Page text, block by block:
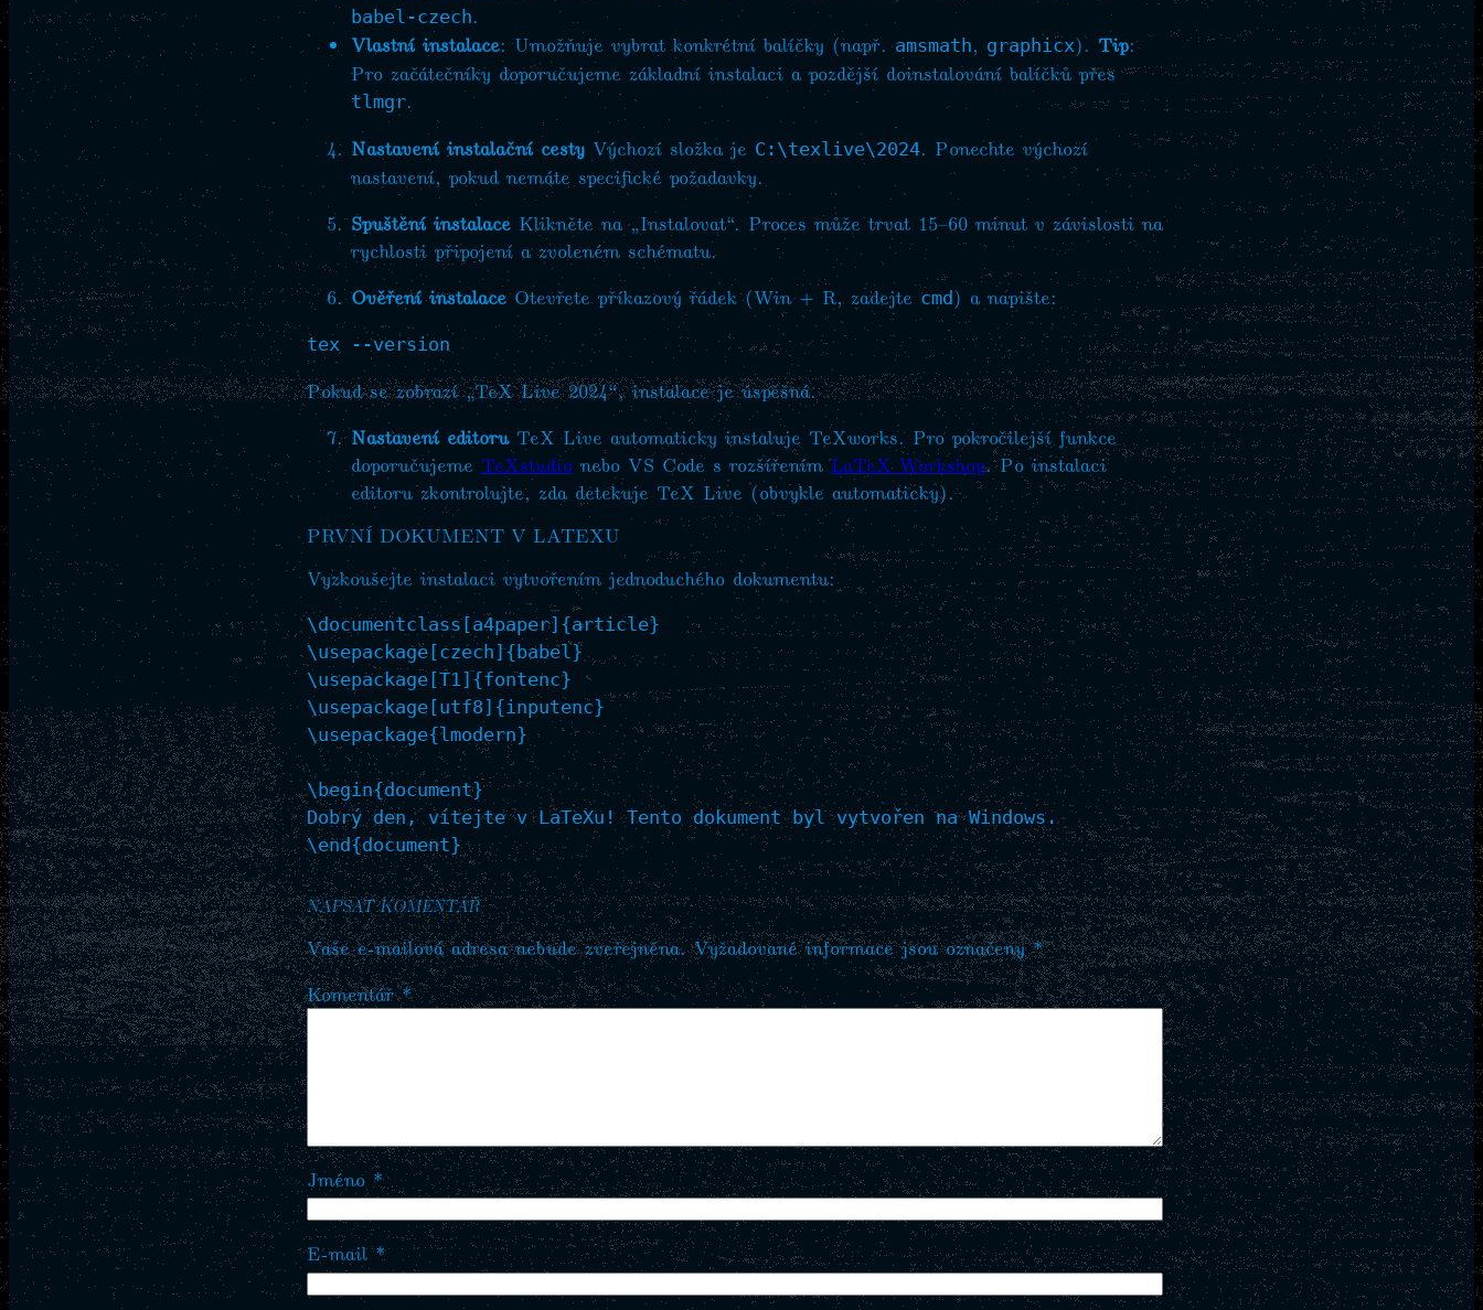
babel-czech.
Vlastní instalace: Umožňuje vybrat konkrétní balíčky (např.amsmath, graphicx). Tip:
Pro začátečníky doporučujeme základní instalaci a pozdější doinstalování balíčků přes
tlmgr.
Nastavení instalační cestyVýchozí složka je C:\texlive\2024. Ponechte výchozí
nastavení, pokud nemáte specifické požadavky.
Spuštění instalaceKlikněte na „Instalovat“. Proces může trvat 15–60 minut v závislosti na
rychlosti připojení a zvoleném schématu.
Ověření instalaceOtevřete příkazový řádek (Win + R, zadejte cmd) a napište:
Pokud se zobrazí „TeX Live 2024“, instalace je úspěšná.
Nastavení editoruTeX Live automaticky instaluje TeXworks. Pro pokročilejší funkce
doporučujeme TeXstudionebo VS Code s rozšířenímLaTeX Workshop. Po instalaci
editoru zkontrolujte, zda detekuje TeX Live (obvykle automaticky).
PRVNÍ DOKUMENT V LATEXU
Vyzkoušejte instalaci vytvořením jednoduchého dokumentu:
\documentclass[a4paper]{article}
\usepackage[czech]{babel}
\usepackage[T1]{fontenc}
\usepackage[utf8]{inputenc}
\usepackage{lmodern}
\begin{document}
Dobrý den, vítejte v LaTeXu! Tento dokument byl vytvořen na Windows.
\end{document}
NAPSAT KOMENTÁŘ
Vaše e-mailová adresa nebude zveřejněna. Vyžadované informace jsou označeny*
Komentář*
Jméno *
E-mail*